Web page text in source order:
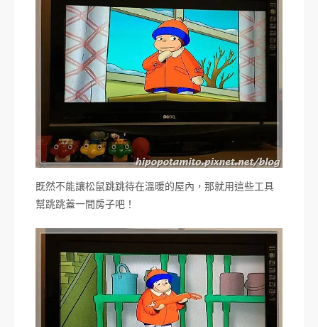
既然不能讓松鼠跳跳待在溫暖的屋內，那就用這些工具
幫跳跳蓋一間房子吧！